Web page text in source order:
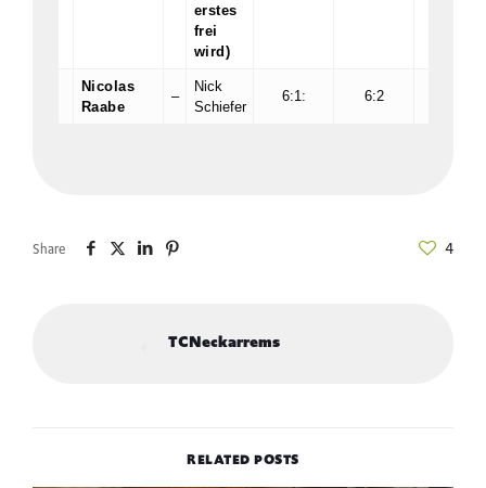
erstes
frei
wird)
Nicolas
Raabe
–
Nick
Schiefer
6:1: 6:2
Share 4
TCNeckarrems
RELATED POSTS